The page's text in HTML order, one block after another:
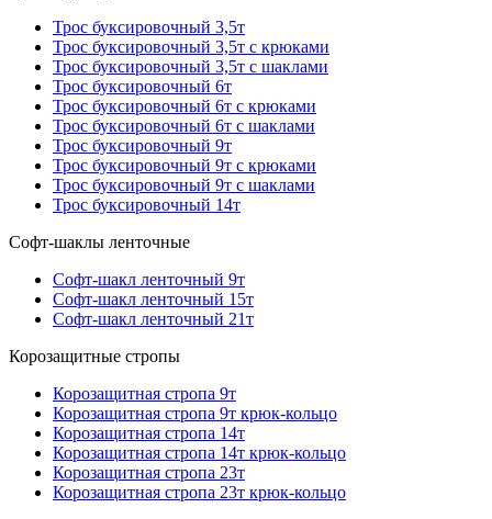
Трос буксировочный 3,5т
Трос буксировочный 3,5т с крюками
Трос буксировочный 3,5т с шаклами
Трос буксировочный 6т
Трос буксировочный 6т с крюками
Трос буксировочный 6т с шаклами
Трос буксировочный 9т
Трос буксировочный 9т с крюками
Трос буксировочный 9т с шаклами
Трос буксировочный 14т
Софт-шаклы ленточные
Софт-шакл ленточный 9т
Софт-шакл ленточный 15т
Софт-шакл ленточный 21т
Корозащитные стропы
Корозащитная стропа 9т
Корозащитная стропа 9т крюк-кольцо
Корозащитная стропа 14т
Корозащитная стропа 14т крюк-кольцо
Корозащитная стропа 23т
Корозащитная стропа 23т крюк-кольцо